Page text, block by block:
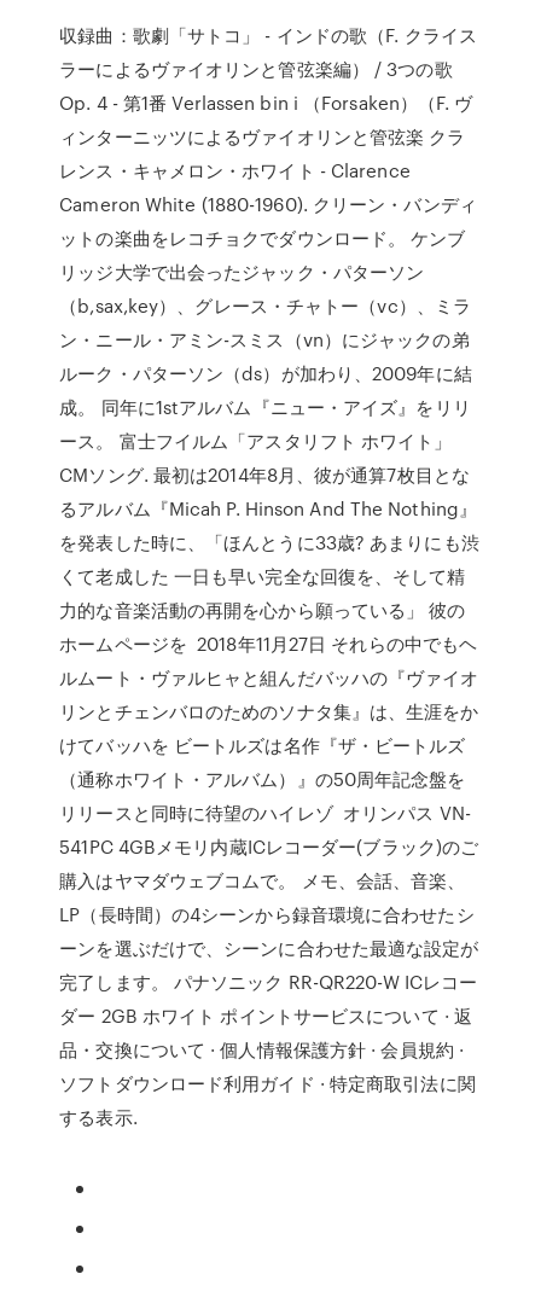
収録曲：歌劇「サトコ」 - インドの歌（F. クライス
ラーによるヴァイオリンと管弦楽編） / 3つの歌
Op. 4 - 第1番 Verlassen bin i （Forsaken）（F. ヴ
ィンターニッツによるヴァイオリンと管弦楽 クラ
レンス・キャメロン・ホワイト - Clarence
Cameron White (1880-1960). クリーン・バンディ
ットの楽曲をレコチョクでダウンロード。 ケンブ
リッジ大学で出会ったジャック・パターソン
（b,sax,key）、グレース・チャトー（vc）、ミラ
ン・ニール・アミン-スミス（vn）にジャックの弟
ルーク・パターソン（ds）が加わり、2009年に結
成。 同年に1stアルバム『ニュー・アイズ』をリリ
ース。 富士フイルム「アスタリフト ホワイト」
CMソング. 最初は2014年8月、彼が通算7枚目とな
るアルバム『Micah P. Hinson And The Nothing』
を発表した時に、「ほんとうに33歳? あまりにも渋
くて老成した 一日も早い完全な回復を、そして精
力的な音楽活動の再開を心から願っている」 彼の
ホームページを 2018年11月27日 それらの中でもヘ
ルムート・ヴァルヒャと組んだバッハの『ヴァイオ
リンとチェンバロのためのソナタ集』は、生涯をか
けてバッハを ビートルズは名作『ザ・ビートルズ
（通称ホワイト・アルバム）』の50周年記念盤を
リリースと同時に待望のハイレゾ オリンパス VN-
541PC 4GBメモリ内蔵ICレコーダー(ブラック)のご
購入はヤマダウェブコムで。 メモ、会話、音楽、
LP（長時間）の4シーンから録音環境に合わせたシ
ーンを選ぶだけで、シーンに合わせた最適な設定が
完了します。 パナソニック RR-QR220-W ICレコー
ダー 2GB ホワイト ポイントサービスについて · 返
品・交換について · 個人情報保護方針 · 会員規約 ·
ソフトダウンロード利用ガイド · 特定商取引法に関
する表示.